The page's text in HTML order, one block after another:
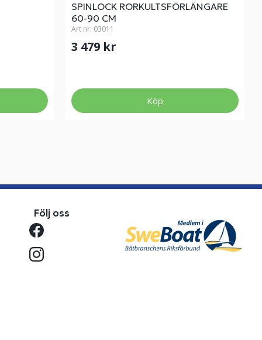
SPINLOCK RORKULTSFÖRLÄNGARE
60-90 CM
Art nr: 03011
3 479 kr
Köp
Följ oss